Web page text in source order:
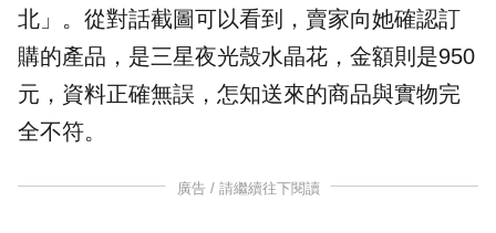
北」。從對話截圖可以看到，賣家向她確認訂
購的產品，是三星夜光殼水晶花，金額則是950
元，資料正確無誤，怎知送來的商品與實物完
全不符。
廣告 / 請繼續往下閱讀